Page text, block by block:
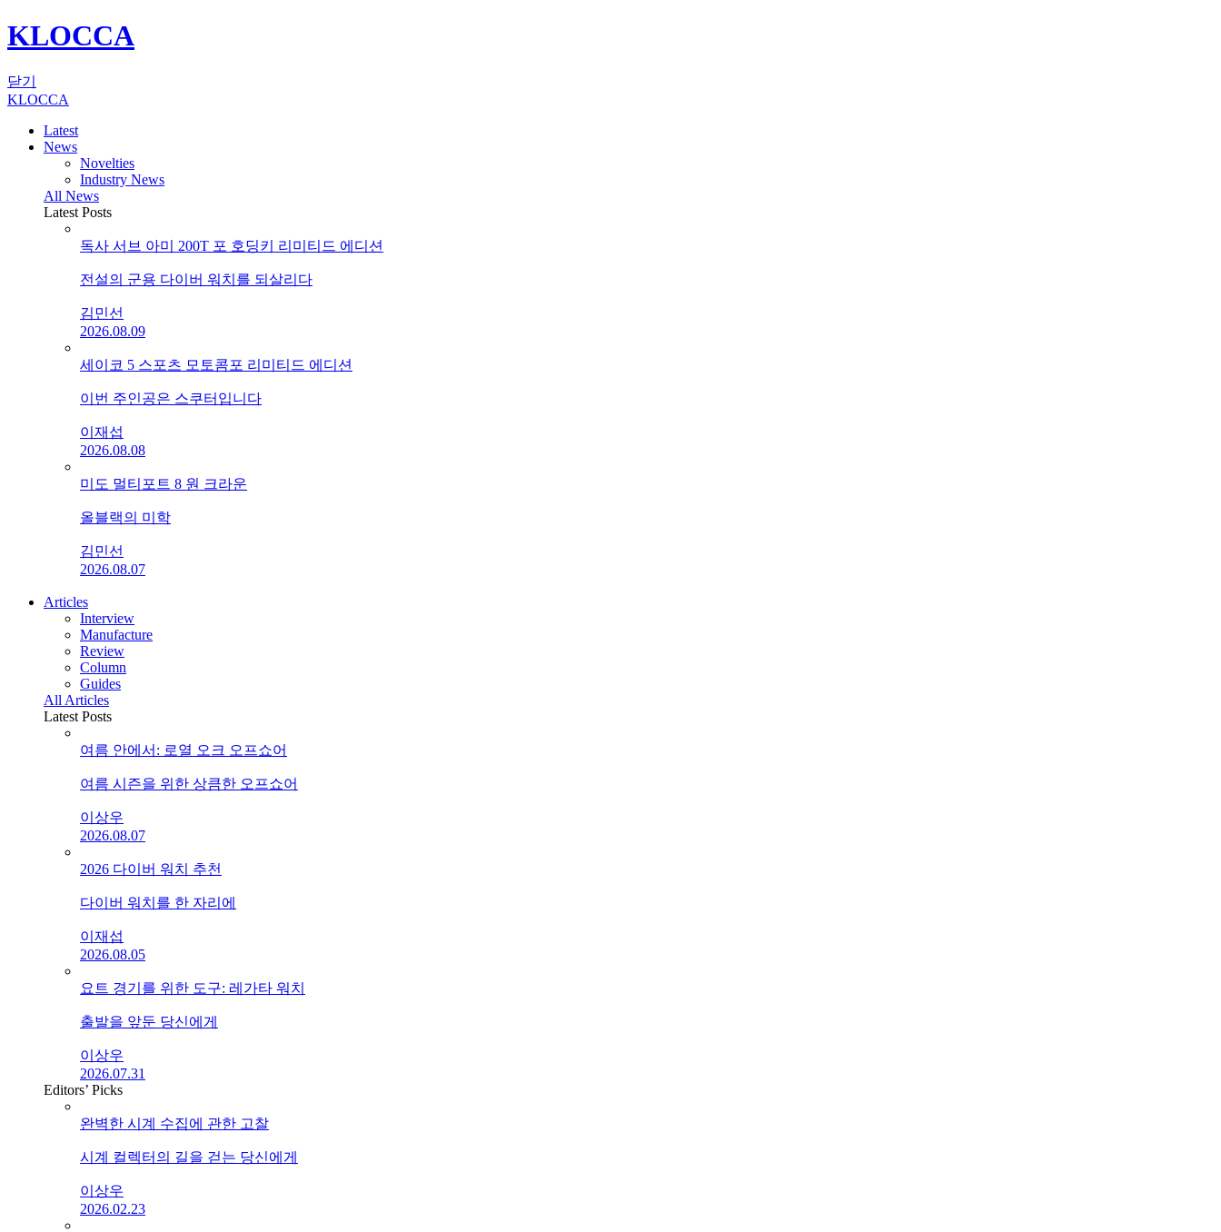
KLOCCA
닫기
KLOCCA
Latest
News
Novelties
Industry News
All News
Latest Posts
독사 서브 아미 200T 포 호딩키 리미티드 에디션
전설의 군용 다이버 워치를 되살리다
김민선
2026.08.09
세이코 5 스포츠 모토콤포 리미티드 에디션
이번 주인공은 스쿠터입니다
이재섭
2026.08.08
미도 멀티포트 8 원 크라운
올블랙의 미학
김민선
2026.08.07
Articles
Interview
Manufacture
Review
Column
Guides
All Articles
Latest Posts
여름 안에서: 로열 오크 오프쇼어
여름 시즌을 위한 상큼한 오프쇼어
이상우
2026.08.07
2026 다이버 워치 추천
다이버 워치를 한 자리에
이재섭
2026.08.05
요트 경기를 위한 도구: 레가타 워치
출발을 앞둔 당신에게
이상우
2026.07.31
Editors’ Picks
완벽한 시계 수집에 관한 고찰
시계 컬렉터의 길을 걷는 당신에게
이상우
2026.02.23